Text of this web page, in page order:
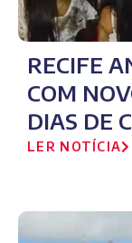
RECIFE
COM
DIAS DE
LER NOTÍCIA